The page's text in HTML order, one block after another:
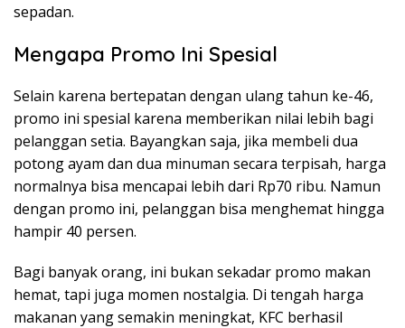
sepadan.
Mengapa Promo Ini Spesial
Selain karena bertepatan dengan ulang tahun ke-46,
promo ini spesial karena memberikan nilai lebih bagi
pelanggan setia. Bayangkan saja, jika membeli dua
potong ayam dan dua minuman secara terpisah, harga
normalnya bisa mencapai lebih dari Rp70 ribu. Namun
dengan promo ini, pelanggan bisa menghemat hingga
hampir 40 persen.
Bagi banyak orang, ini bukan sekadar promo makan
hemat, tapi juga momen nostalgia. Di tengah harga
makanan yang semakin meningkat, KFC berhasil